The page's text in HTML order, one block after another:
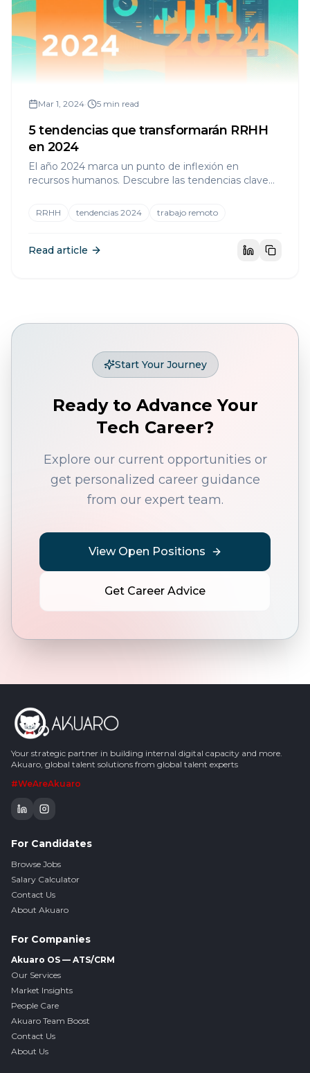
Mar 1, 2024 5 min read
5 tendencias que transformarán RRHH
en 2024
El año 2024 marca un punto de inflexión en
recursos humanos. Descubre las tendencias clave
RRHH tendencias 2024 trabajo remoto
Read article
Start Your Journey
Ready to Advance Your
Tech Career?
Explore our current opportunities or
get personalized career guidance
from our expert team.
View Open Positions
Get Career Advice
Your strategic partner in building internal digital capacity and more.
Akuaro, global talent solutions from global talent experts
#WeAreAkuaro
For Candidates
Browse Jobs
Salary Calculator
Contact Us
About Akuaro
For Companies
Akuaro OS — ATS/CRM
Our Services
Market Insights
People Care
Akuaro Team Boost
Contact Us
About Us